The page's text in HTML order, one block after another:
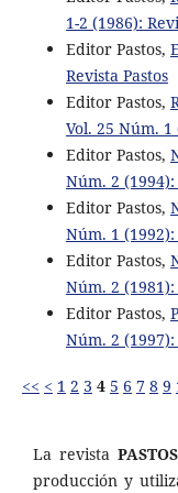
1-2 (1986):
Editor Pastos,
Revista Pastos
Editor Pastos,
Vol. 25 Núm. 1
Editor Pastos,
Núm. 2 (1994):
Editor Pastos,
Núm. 1 (1992):
Editor Pastos,
Núm. 2 (1981):
Editor Pastos,
Núm. 2 (1997):
<< < 1 2 3 4 5 6 7 8 9
La revista PASTOS
producción y